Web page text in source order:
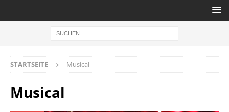
STARTSEITE Musical
Musical